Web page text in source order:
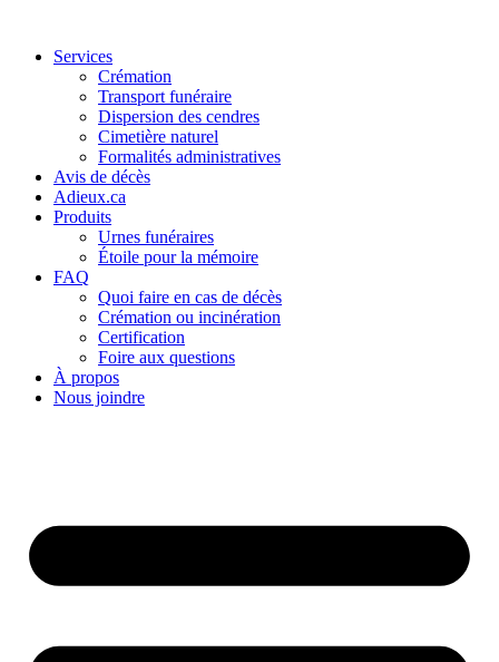
Services
Crémation
Transport funéraire
Dispersion des cendres
Cimetière naturel
Formalités administratives
Avis de décès
Adieux.ca
Produits
Urnes funéraires
Étoile pour la mémoire
FAQ
Quoi faire en cas de décès
Crémation ou incinération
Certification
Foire aux questions
À propos
Nous joindre